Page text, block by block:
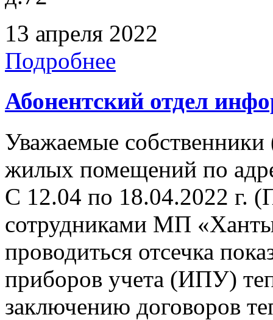
13 апреля 2022
Подробнее
Абонентский отдел
Уважаемые собственники
жилых помещений по
С 12.04 по 18.04.2022 г.
сотрудниками МП
проводиться отсечка
приборов учета (ИПУ)
заключению договоров